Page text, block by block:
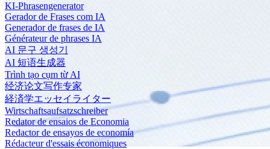
KI-Phrasengenerator
Gerador de Frases com IA
Generador de frases de IA
Générateur de phrases IA
AI 문구 생성기
AI 短语生成器
Trình tạo cụm từ AI
经济论文写作专家
経済学エッセイライター
Wirtschaftsaufsatzschreiber
Redator de ensaios de Economia
Redactor de ensayos de economía
Rédacteur d'essais économiques